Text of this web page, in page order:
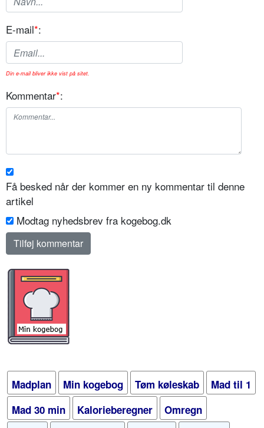
E-mail*:
Din e-mail bliver ikke vist på sitet.
Kommentar*:
Få besked når der kommer en ny kommentar til denne
artikel
Modtag nyhedsbrev fra kogebog.dk
Madplan Min kogebog Tøm køleskab
Mad til 1
Mad 30 min
Kalorieberegner Omregn